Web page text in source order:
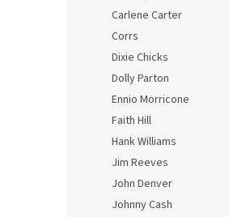
Carlene Carter
Corrs
Dixie Chicks
Dolly Parton
Ennio Morricone
Faith Hill
Hank Williams
Jim Reeves
John Denver
Johnny Cash